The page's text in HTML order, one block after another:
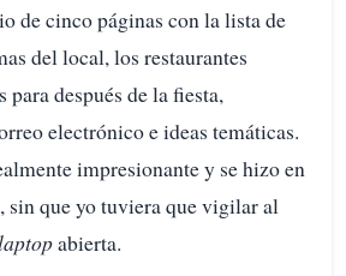
de cinco páginas con la lista de
del local, los restaurantes
para después de la fiesta,
electrónico e ideas temáticas.
impresionante y se hizo en
sin que yo tuviera que vigilar al
abierta.